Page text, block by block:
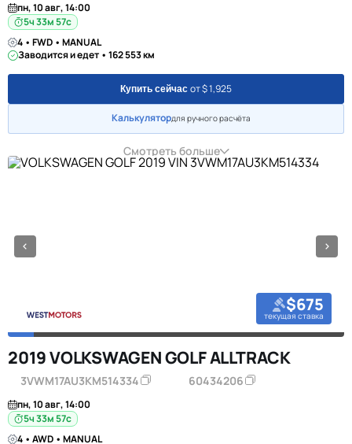
пн, 10 авг, 14:00
5ч 33м 57с
4 • FWD • MANUAL
Заводится и едет • 162 553 км
Купить сейчас от $ 1,925
Калькулятордля ручного расчёта
Смотреть больше
$675
текущая ставка
2019 VOLKSWAGEN GOLF ALLTRACK
3VWM17AU3KM514334 60434206
пн, 10 авг, 14:00
5ч 33м 57с
4 • AWD • MANUAL